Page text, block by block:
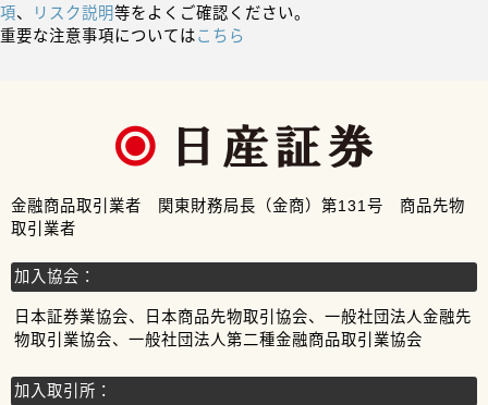
項、 リスク説明等をよくご確認ください。
重要な注意事項についてはこちら
金融商品取引業者 関東財務局長（金商）第131号 商品先物
取引業者
加入協会：
日本証券業協会、日本商品先物取引協会、一般社団法人金融先
物取引業協会、一般社団法人第二種金融商品取引業協会
加入取引所：